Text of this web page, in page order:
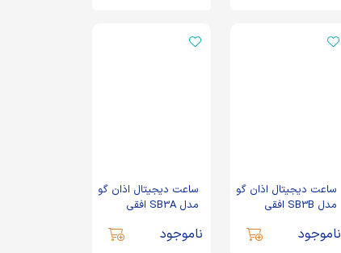
ساعت دیجیتال اذان گو
مدل SB3B افقی
ناموجود
ساعت دیجیتال اذان گو
مدل SB3A افقی
ناموجود